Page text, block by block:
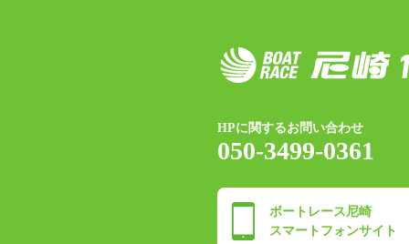
HPに関するお問い合わせ
050-3499-0361
ボートレース尼崎
スマートフォンサイト